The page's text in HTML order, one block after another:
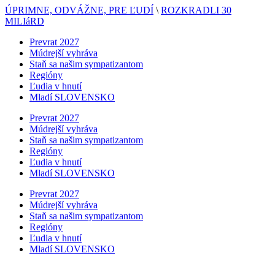
ÚPRIMNE, ODVÁŽNE, PRE ĽUDÍ \ ROZKRADLI 30
MILIáRD
Prevrat 2027
Múdrejší vyhráva
Staň sa našim sympatizantom
Regióny
Ľudia v hnutí
Mladí SLOVENSKO
Prevrat 2027
Múdrejší vyhráva
Staň sa našim sympatizantom
Regióny
Ľudia v hnutí
Mladí SLOVENSKO
Prevrat 2027
Múdrejší vyhráva
Staň sa našim sympatizantom
Regióny
Ľudia v hnutí
Mladí SLOVENSKO